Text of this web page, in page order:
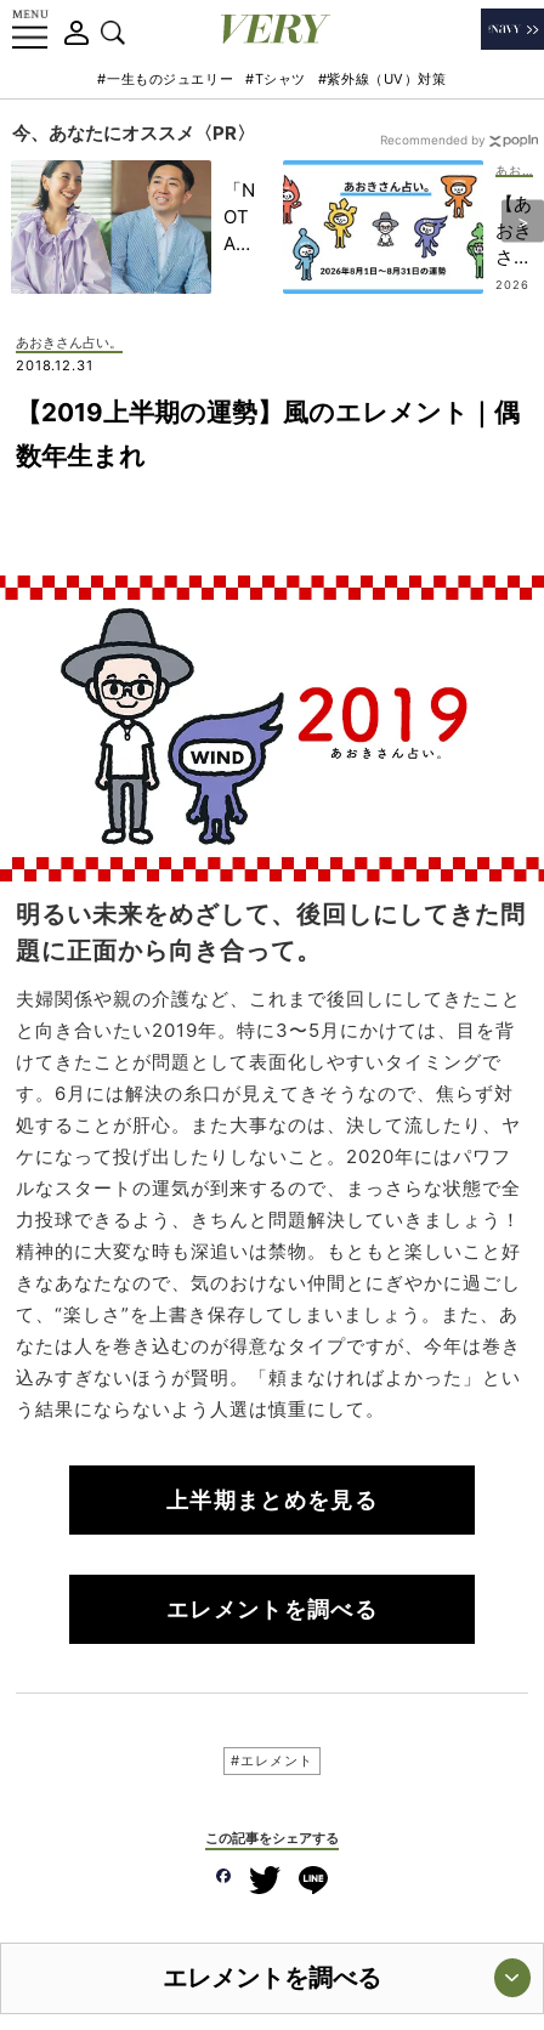
#一生ものジュエリー #Tシャツ #紫外線（UV）対策
今、あなたにオススメ〈PR〉
「N
OT
A
記憶
に一
旅】
【あ
おき
さん
占
8月
開運
アク
ッシ
ョン
＞
2026
Recommended by
あおきさん占い。
2018.12.31
【2019上半期の運勢】風のエレメント｜偶
数年生まれ
明るい未来をめざして、後回しにしてきた問
題に正面から向き合って。
夫婦関係や親の介護など、これまで後回しにしてきたこと
と向き合いたい2019年。特に3〜5月にかけては、目を背
けてきたことが問題として表面化しやすいタイミングで
す。6月には解決の糸口が見えてきそうなので、焦らず対
処することが肝心。また大事なのは、決して流したり、ヤ
ケになって投げ出したりしないこと。2020年にはパワフ
ルなスタートの運気が到来するので、まっさらな状態で全
力投球できるよう、きちんと問題解決していきましょう！
精神的に大変な時も深追いは禁物。もともと楽しいこと好
きなあなたなので、気のおけない仲間とにぎやかに過ごし
て、“楽しさ”を上書き保存してしまいましょう。また、あ
なたは人を巻き込むのが得意なタイプですが、今年は巻き
込みすぎないほうが賢明。「頼まなければよかった」とい
う結果にならないよう人選は慎重にして。
上半期まとめを見る
エレメントを調べる
#エレメント
この記事をシェアする
エレメントを調べる